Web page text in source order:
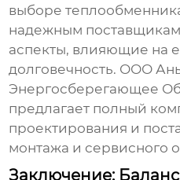
выборе
надежным поставщикам
аспекты, влияющие на
долговечность. ООО
Энергосберегающее
предлагает полный
проектирования и
монтажа и сервисного
Заключение: